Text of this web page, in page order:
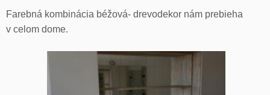
Farebná kombinácia béžová- drevodekor nám prebieha
v celom dome.